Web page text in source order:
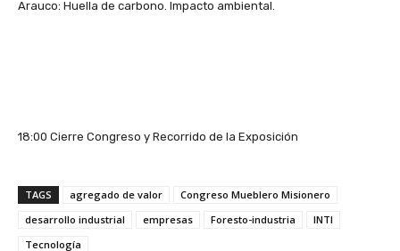
Arauco: Huella de carbono. Impacto ambiental.
18:00 Cierre Congreso y Recorrido de la Exposición
TAGS agregado de valor
Congreso Mueblero Misionero
desarrollo industrial
empresas Foresto-industria
INTI
Tecnología